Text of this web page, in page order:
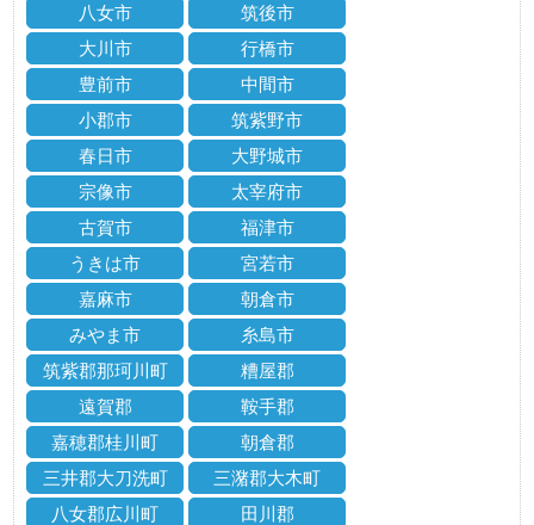
八女市
筑後市
大川市
行橋市
豊前市
中間市
小郡市
筑紫野市
春日市
大野城市
宗像市
太宰府市
古賀市
福津市
うきは市
宮若市
嘉麻市
朝倉市
みやま市
糸島市
筑紫郡那珂川町
糟屋郡
遠賀郡
鞍手郡
嘉穂郡桂川町
朝倉郡
三井郡大刀洗町
三潴郡大木町
八女郡広川町
田川郡